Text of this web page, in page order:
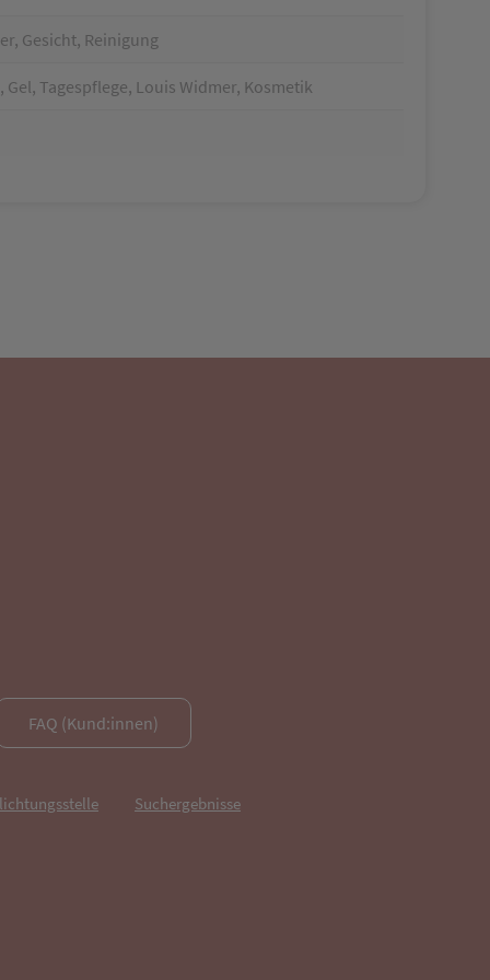
Gesicht, Reinigung
Tagespflege, Louis Widmer, Kosmetik
FAQ (Kund:innen)
Suchergebnisse